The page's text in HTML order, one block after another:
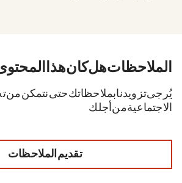
الملاحظات. هل كان هذا
يُرجى تزويدنا بملاحظاتك حتى نتمكن من
الاجتماعية من أجلك.
تقديم الملاحظات